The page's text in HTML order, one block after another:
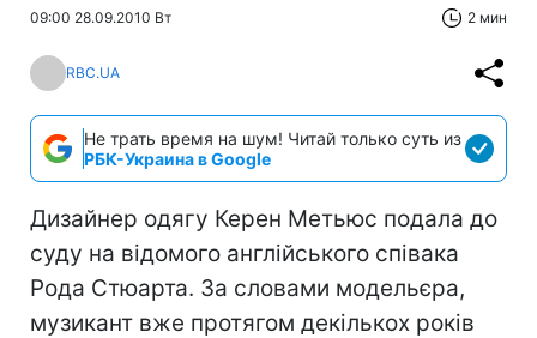
09:00 28.09.2010 Вт 2 мин
RBC.UA
Не трать время на шум! Читай только суть из
РБК-Украина в Google
Дизайнер одягу Керен Метьюс подала до
суду на відомого англійського співака
Рода Стюарта. За словами модельєра,
музикант вже протягом декількох років